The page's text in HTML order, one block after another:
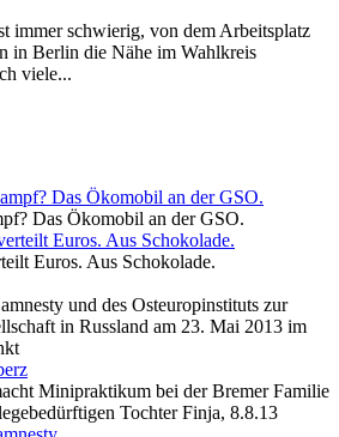
immer schwierig, von dem Arbeitsplatz
in Berlin die Nähe im Wahlkreis
viele...
Das Ökomobil an der GSO.
Euros. Aus Schokolade.
und des Osteuropinstituts zur
in Russland am 23. Mai 2013 im
Minipraktikum bei der Bremer Familie
Tochter Finja, 8.8.13